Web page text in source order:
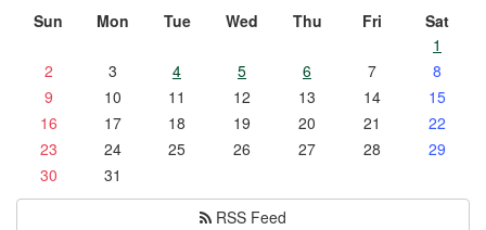
Sun
Mon Tue Wed Thu Fri
Sat
1
2
3 4 5 6 7
8
9
10 11 12 13 14
15
16
17 18 19 20 21
22
23
24 25 26 27 28
29
30
31
RSS Feed